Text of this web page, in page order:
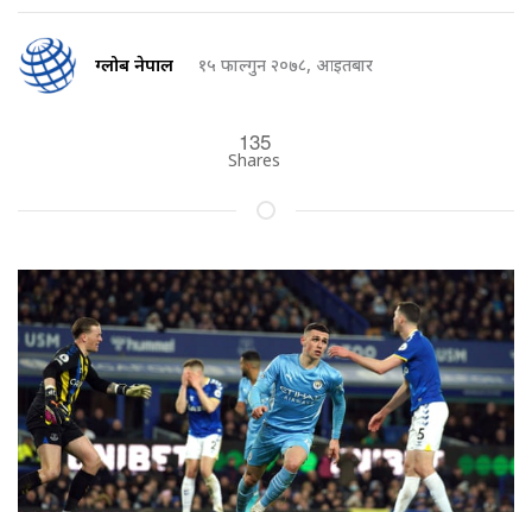
ग्लोब नेपाल १५ फाल्गुन २०७८, आइतबार
135
Shares